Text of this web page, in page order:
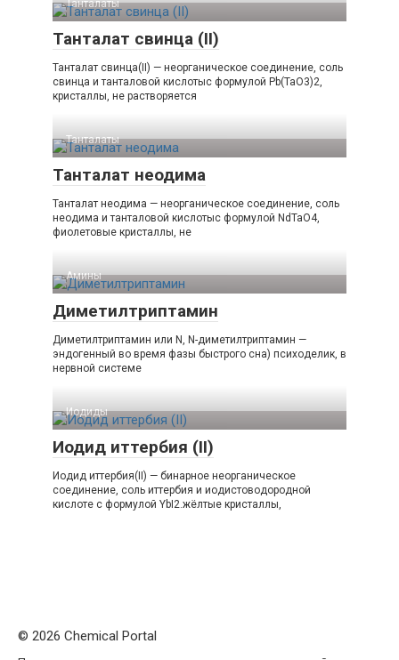
Танталаты‎
Танталат свинца (II)
Танталат свинца(II) — неорганическое соединение, соль
свинца и танталовой кислотыс формулой Pb(TaO3)2,
кристаллы, не растворяется
Танталаты‎
Танталат неодима
Танталат неодима — неорганическое соединение, соль
неодима и танталовой кислотыс формулой NdTaO4,
фиолетовые кристаллы, не
Амины‎
Диметилтриптамин
Диметилтриптамин или N, N-диметилтриптамин —
эндогенный во время фазы быстрого сна) психоделик, в
нервной системе
Иодиды‎
Иодид иттербия (II)
Иодид иттербия(II) — бинарное неорганическое
соединение, соль иттербия и иодистоводородной
кислоте с формулой YbI2.жёлтые кристаллы,
© 2026 Chemical Portal